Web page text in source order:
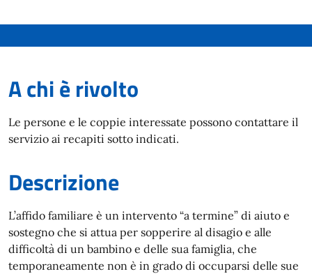
A chi è rivolto
Le persone e le coppie interessate possono contattare il
servizio ai recapiti sotto indicati.
Descrizione
L’affido familiare è un intervento “a termine” di aiuto e
sostegno che si attua per sopperire al disagio e alle
difficoltà di un bambino e delle sua famiglia, che
temporaneamente non è in grado di occuparsi delle sue